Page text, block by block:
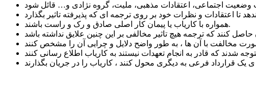
همواره با کاریاب یا پیمان کار اصلی صادق و رک و راست باشند.